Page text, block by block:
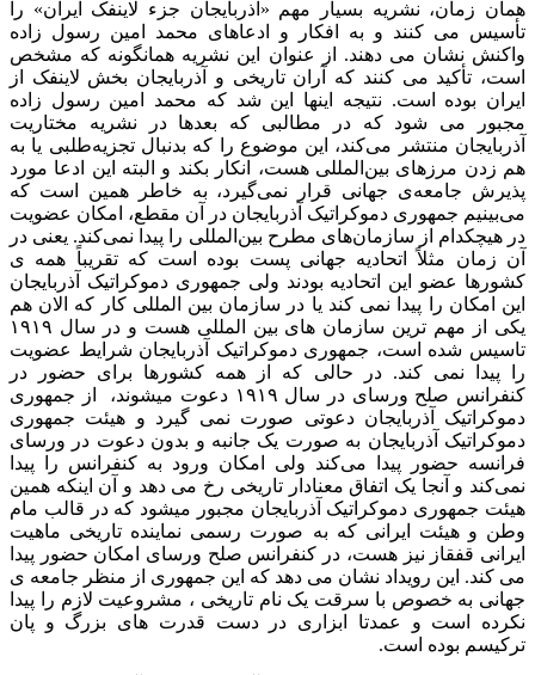
همان زمان، نشریه بسیار مهم «آذربایجان جزء لاینفک ایران» را
تأسیس می کنند و به افکار و ادعاهای محمد امین رسول زاده
واکنش نشان می دهند. از عنوان این نشریه همانگونه که مشخص
است، تأکید می کنند که آران تاریخی و آذربایجان بخش لاینفک از
ایران بوده است. نتیجه اینها این شد که محمد امین رسول زاده
مجبور می شود که در مطالبی که بعدها در نشریه مختاریت
آذربایجان منتشر می‌کند، این موضوع را که بدنبال تجزیه‌طلبی یا به
هم زدن مرزهای بین‌المللی هست، انکار بکند و البته این ادعا مورد
پذیرش جامعه‌ی جهانی قرار نمی‌گیرد، به خاطر همین است که
می‌بینیم جمهوری دموکراتیک آذربایجان در آن مقطع، امکان عضویت
در هیچکدام از سازمان‌های مطرح بین‌المللی را پیدا نمی‌کند. یعنی در
آن زمان مثلاً اتحادیه جهانی پست بوده است که تقریباً همه ی
کشورها عضو این اتحادیه بودند ولی جمهوری دموکراتیک آذربایجان
این امکان را پیدا نمی کند یا در سازمان بین المللی کار که الان هم
یکی از مهم ترین سازمان های بین المللی هست و در سال ۱۹۱۹
تاسیس شده است، جمهوری دموکراتیک آذربایجان شرایط عضویت
را پیدا نمی کند. در حالی که از همه کشورها برای حضور در
کنفرانس صلح ورسای در سال ۱۹۱۹ دعوت میشوند، از جمهوری
دموکراتیک آذربایجان دعوتی صورت نمی گیرد و هیئت جمهوری
دموکراتیک آذربایجان به صورت یک جانبه و بدون دعوت در ورسای
فرانسه حضور پیدا می‌کند ولی امکان ورود به کنفرانس را پیدا
نمی‌کند و آنجا یک اتفاق معنادار تاریخی رخ می دهد و آن اینکه همین
هیئت جمهوری دموکراتیک آذربایجان مجبور میشود که در قالب مام
وطن و هیئت ایرانی که به صورت رسمی نماینده تاریخی ماهیت
ایرانی قفقاز نیز هست، در کنفرانس صلح ورسای امکان حضور پیدا
می کند. این رویداد نشان می دهد که این جمهوری از منظر جامعه ی
جهانی به خصوص با سرقت یک نام تاریخی ، مشروعیت لازم را پیدا
نکرده است و عمدتا ابزاری در دست قدرت های بزرگ و پان
ترکیسم بوده است.